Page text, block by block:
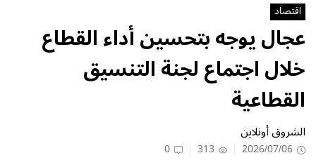
اقتصاد
عجال يوجه بتحسين أداء القطاع
خلال اجتماع لجنة التنسيق
القطاعية
الشروق أونلاين
2026/07/06
313
0